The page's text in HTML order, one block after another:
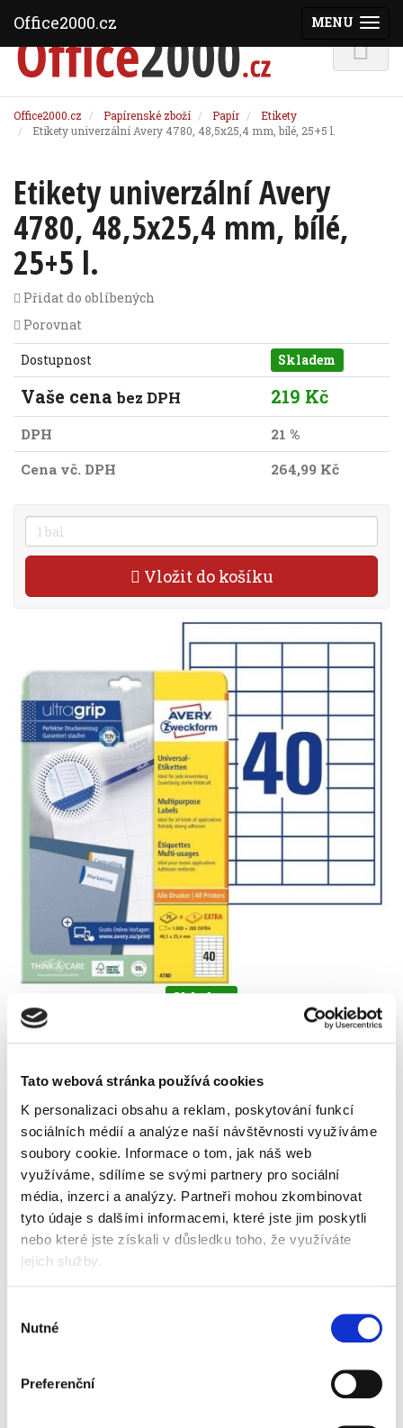
Tato webová stránka používá cookies
K personalizaci obsahu a reklam, poskytování funkcí
sociálních médií a analýze naší návštěvnosti využíváme
soubory cookie. Informace o tom, jak náš web
využíváme, sdílíme se svými partnery pro sociální
média, inzerci a analýzy. Partneři mohou zkombinovat
tyto údaje s dalšími informacemi, které jste jim poskytli
nebo které jste získali v důsledku toho, že využíváte
jejich služby.
souhlasu
Nutné
Preferenční
Office2000.cz Papírenské zboží Papír
Etikety
Etikety univerzální Avery 4780, 48,5x25,4 mm, bílé, 25+5 l.
Etikety univerzální Avery
4780, 48,5x25,4 mm, bílé,
25+5 l.
Přidat do oblíbených
Porovnat
Dostupnost Skladem
Vaše cena bez DPH 219 Kč
DPH
21 %
Cena vč. DPH
264,99 Kč
Vložit do košíku
Skladem
Popis Alternativní produkty
univerzální etikety
vhodné pro všechny standardní laserové,
ostrý tisk, který se nerozmazává
MENU
Office2000.cz